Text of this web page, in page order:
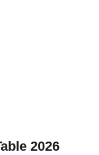
2026